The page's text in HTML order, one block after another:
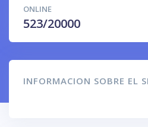
ONLINE
523/20000
INFORMACION SOBRE EL